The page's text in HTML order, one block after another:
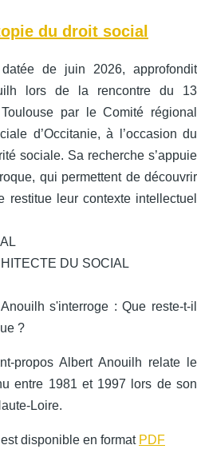
du droit social
datée de juin 2026, approfondit
lors de la rencontre du 13
par le Comité régional
d’Occitanie, à l’occasion du
sociale. Sa recherche s’appuie
qui permettent de découvrir
restitue leur contexte intellectuel
DU SOCIAL
s'interroge : Que reste-t-il
?
propos Albert Anouilh relate le
entre 1981 et 1997 lors de son
Loire.
disponible en format PDF